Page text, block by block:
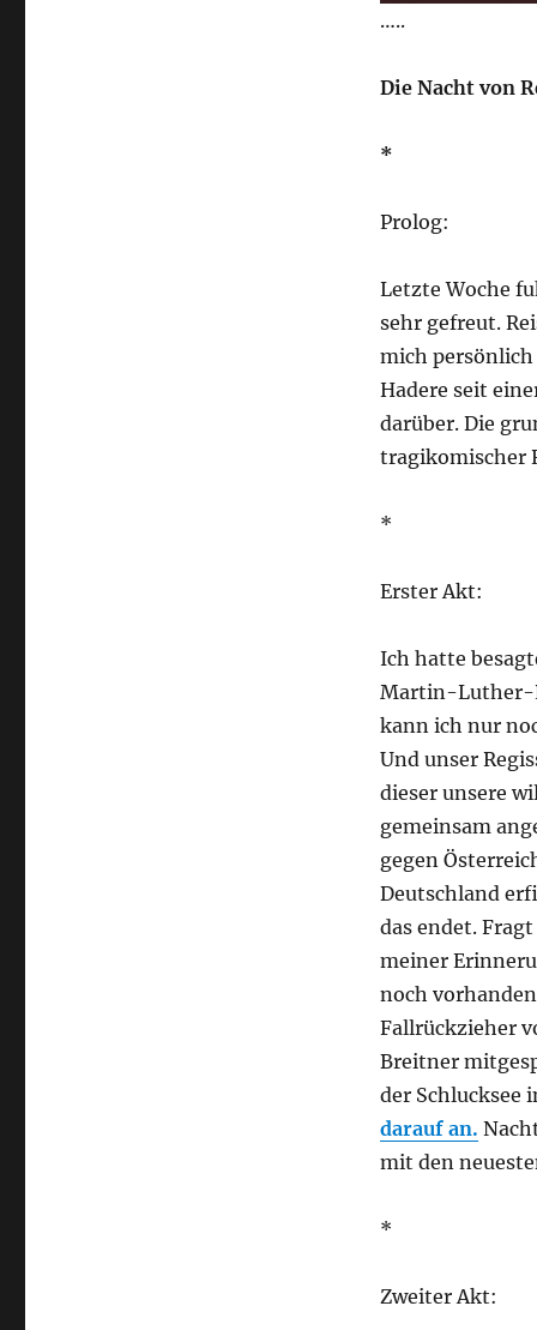
…..
Die Nacht von
*
Prolog:
Letzte Woche
sehr gefreut.
mich persönlich
Hadere seit
darüber. Die
tragikomischer
*
Erster Akt:
Ich hatte
Martin-Luther-
kann ich nur
Und unser
dieser unsere
gemeinsam
gegen
Deutschland
das endet.
meiner
noch
Fallrückzieher
Breitner
der Schlucksee
darauf an.
mit den
*
Zweiter Akt: